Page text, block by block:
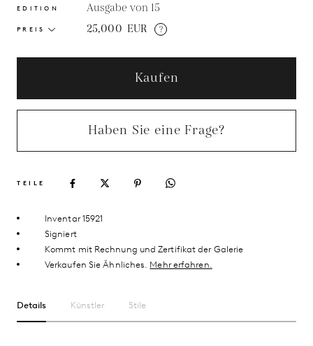
EDITION Ausgabe von 15
PREIS 25,000 EUR ?
Kaufen
Haben Sie eine Frage?
TEILE
Inventar 15921
Signiert
Kommt mit Rechnung und Zertifikat der Galerie
Verkaufen Sie Ähnliches. Mehr erfahren.
Details Künstler Stile